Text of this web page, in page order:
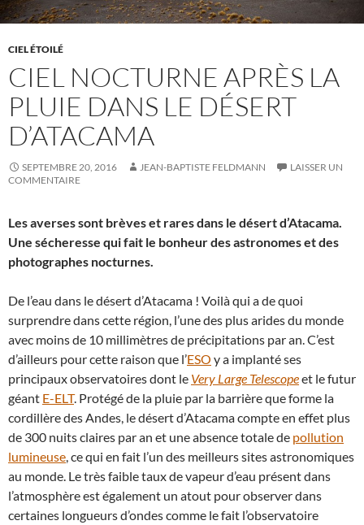
CIEL ÉTOILÉ
CIEL NOCTURNE APRÈS LA
PLUIE DANS LE DÉSERT
D’ATACAMA
SEPTEMBRE 20, 2016 JEAN-BAPTISTE FELDMANN
LAISSER UN
COMMENTAIRE
Les averses sont brèves et rares dans le désert d’Atacama.
Une sécheresse qui fait le bonheur des astronomes et des
photographes nocturnes.
De l’eau dans le désert d’Atacama ! Voilà qui a de quoi
surprendre dans cette région, l’une des plus arides du monde
avec moins de 10 millimètres de précipitations par an. C’est
d’ailleurs pour cette raison que l’ESO y a implanté ses
principaux observatoires dont le Very Large Telescopeet le futur
géant E-ELT. Protégé de la pluie par la barrière que forme la
cordillère des Andes, le désert d’Atacama compte en effet plus
de 300 nuits claires par an et une absence totale de pollution
lumineuse, ce qui en fait l’un des meilleurs sites astronomiques
au monde. Le très faible taux de vapeur d’eau présent dans
l’atmosphère est également un atout pour observer dans
certaines longueurs d’ondes comme le fait l’observatoire